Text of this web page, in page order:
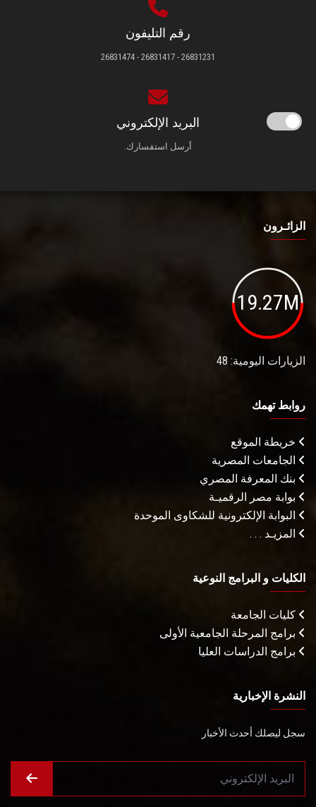
رقم التليفون
26831231 - 26831417 - 26831474
البريد الإلكتروني
أرسل استفسارك.
الزائـرون
19.27M
الزيارات اليومية: 48
روابط تهمك
خريطة الموقع
الجامعات المصرية
بنك المعرفة المصري
بوابة مصر الرقميـة
البوابة الإلكترونية للشكاوى الموحدة
المزيـد . . .
الكليات و البرامج النوعية
كليات الجامعة
برامج المرحلة الجامعية الأولى
برامج الدراسات العليا
النشرة الإخبارية
سجل ليصلك أحدث الأخبار